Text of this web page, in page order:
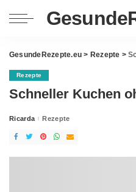
GesundeRezepte.eu > Rezepte >
Rezepte
Schneller Kuchen
Posted
Ricarda Rezepte